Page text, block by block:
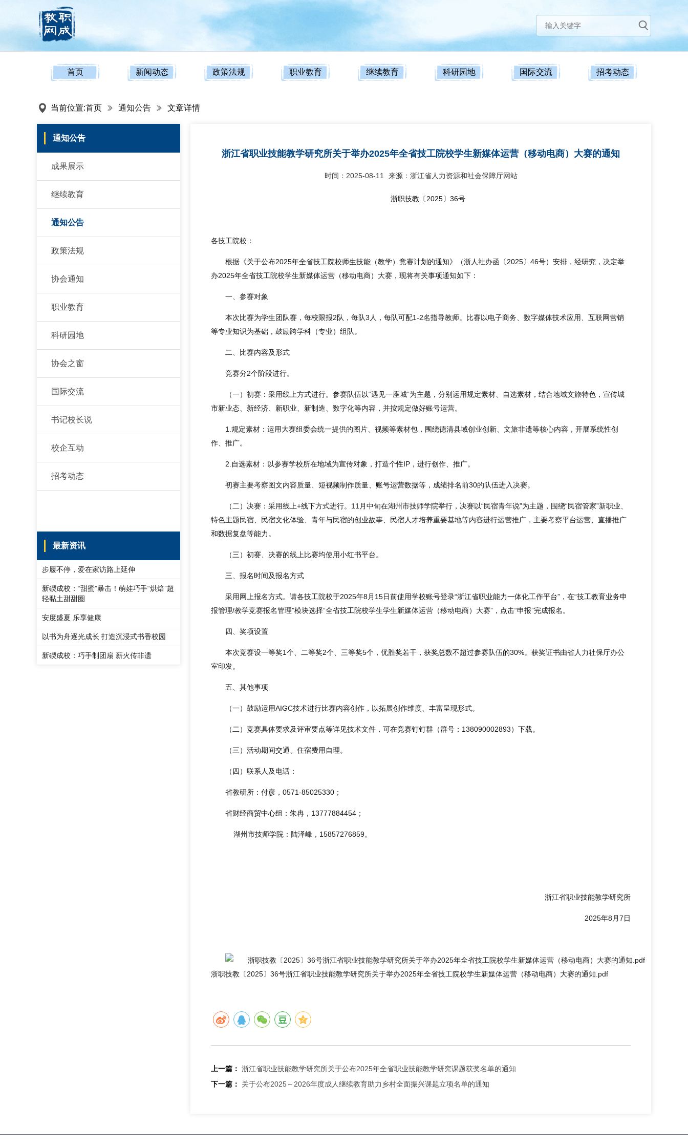
首页 新闻动态 政策法规 职业教育 继续教育 科研园地 国际交流 招考动态
当前位置:首页 通知公告 文章详情
通知公告
成果展示
继续教育
通知公告
政策法规
协会通知
职业教育
科研园地
协会之窗
国际交流
书记校长说
校企互动
招考动态
最新资讯
步履不停，爱在家访路上延伸
新碶成校：“甜蜜”暴击！萌娃巧手“烘焙”超
轻黏土甜甜圈
安度盛夏 乐享健康
以书为舟逐光成长 打造沉浸式书香校园
新碶成校：巧手制团扇 薪火传非遗
浙江省职业技能教学研究所关于举办2025年全省技工院校学生新媒体运营（移动电商）大赛的通知
时间：2025-08-11 来源：浙江省人力资源和社会保障厅网站
浙职技教〔2025〕36号
各技工院校：
根据《关于公布2025年全省技工院校师生技能（教学）竞赛计划的通知》（浙人社办函〔2025〕46号）安排，经研究，决定举
办2025年全省技工院校学生新媒体运营（移动电商）大赛，现将有关事项通知如下：
一、参赛对象
本次比赛为学生团队赛，每校限报2队，每队3人，每队可配1-2名指导教师。比赛以电子商务、数字媒体技术应用、互联网营销
等专业知识为基础，鼓励跨学科（专业）组队。
二、比赛内容及形式
竞赛分2个阶段进行。
（一）初赛：采用线上方式进行。参赛队伍以“遇见一座城”为主题，分别运用规定素材、自选素材，结合地域文旅特色，宣传城
市新业态、新经济、新职业、新制造、数字化等内容，并按规定做好账号运营。
1.规定素材：运用大赛组委会统一提供的图片、视频等素材包，围绕德清县域创业创新、文旅非遗等核心内容，开展系统性创
作、推广。
2.自选素材：以参赛学校所在地域为宣传对象，打造个性IP，进行创作、推广。
初赛主要考察图文内容质量、短视频制作质量、账号运营数据等，成绩排名前30的队伍进入决赛。
（二）决赛：采用线上+线下方式进行。11月中旬在湖州市技师学院举行，决赛以“民宿青年说”为主题，围绕“民宿管家”新职业、
特色主题民宿、民宿文化体验、青年与民宿的创业故事、民宿人才培养重要基地等内容进行运营推广，主要考察平台运营、直播推广
和数据复盘等能力。
（三）初赛、决赛的线上比赛均使用小红书平台。
三、报名时间及报名方式
采用网上报名方式。请各技工院校于2025年8月15日前使用学校账号登录“浙江省职业能力一体化工作平台”，在“技工教育业务申
报管理/教学竞赛报名管理”模块选择“全省技工院校学生学生新媒体运营（移动电商）大赛”，点击“申报”完成报名。
四、奖项设置
本次竞赛设一等奖1个、二等奖2个、三等奖5个，优胜奖若干，获奖总数不超过参赛队伍的30%。获奖证书由省人力社保厅办公
室印发。
五、其他事项
（一）鼓励运用AIGC技术进行比赛内容创作，以拓展创作维度、丰富呈现形式。
（二）竞赛具体要求及评审要点等详见技术文件，可在竞赛钉钉群（群号：138090002893）下载。
（三）活动期间交通、住宿费用自理。
（四）联系人及电话：
省教研所：付彦，0571-85025330；
省财经商贸中心组：朱冉，13777884454；
湖州市技师学院：陆泽峰，15857276859。
浙江省职业技能教学研究所
2025年8月7日
浙职技教〔2025〕36号浙江省职业技能教学研究所关于举办2025年全省技工院校学生新媒体运营（移动电商）大赛的通知.pdf
上一篇： 浙江省职业技能教学研究所关于公布2025年全省职业技能教学研究课题获奖名单的通知
下一篇：
关于公布2025～2026年度成人继续教育助力乡村全面振兴课题立项名单的通知